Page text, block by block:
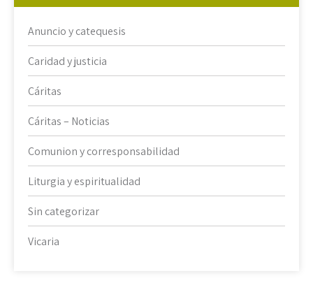
Anuncio y catequesis
Caridad y justicia
Cáritas
Cáritas – Noticias
Comunion y corresponsabilidad
Liturgia y espiritualidad
Sin categorizar
Vicaria